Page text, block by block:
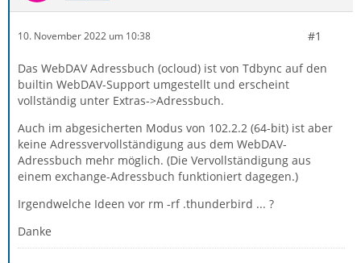
10. November 2022 um 10:38 #1
Das WebDAV Adressbuch (ocloud) ist von Tdbync auf den
builtin WebDAV-Support umgestellt und erscheint
vollständig unter Extras->Adressbuch.
Auch im abgesicherten Modus von 102.2.2 (64-bit) ist aber
keine Adressvervollständigung aus dem WebDAV-
Adressbuch mehr möglich. (Die Vervollständigung aus
einem exchange-Adressbuch funktioniert dagegen.)
Irgendwelche Ideen vor rm -rf .thunderbird ... ?
Danke